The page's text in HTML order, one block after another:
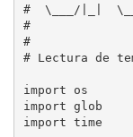
#  \___/|_|
#
#
# Lectura de
import os
import glob
import time